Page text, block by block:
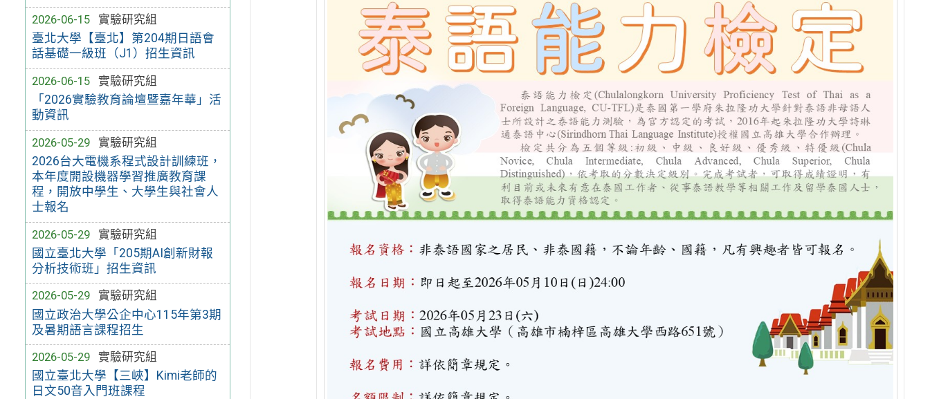
2026-06-15
實驗研究組
臺北大學【臺北】第204期⽇語會
話基礎⼀級班（J1）招生資訊
2026-06-15
實驗研究組
「2026實驗教育論壇暨嘉年華」活
動資訊
2026-05-29
實驗研究組
2026台大電機系程式設計訓練班，
本年度開設機器學習推廣教育課
程，開放中學生、大學生與社會人
士報名
2026-05-29
實驗研究組
國立臺北大學「205期AI創新財報
分析技術班」招生資訊
2026-05-29
實驗研究組
國立政治大學公企中心115年第3期
及暑期語言課程招生
2026-05-29
實驗研究組
國立臺北大學【三峽】Kimi老師的
日文50音入門班課程